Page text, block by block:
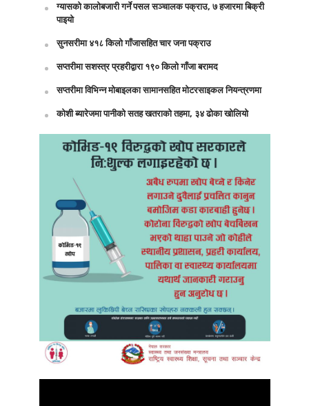
ग्यासको कालोबजारी गर्ने पसल सञ्चालक पक्राउ, ७ हजारमा बिक्री
पाइयो
सुनसरीमा ४१८ किलो गाँजासहित चार जना पक्राउ
सप्तरीमा सशस्त्र प्रहरीद्वारा १९० किलो गाँजा बरामद
सप्तरीमा विभिन्न मोबाइलका सामानसहित मोटरसाइकल नियन्त्रणमा
कोशी ब्यारेजमा पानीको सतह खतराको तहमा, ३४ ढोका खोलियो